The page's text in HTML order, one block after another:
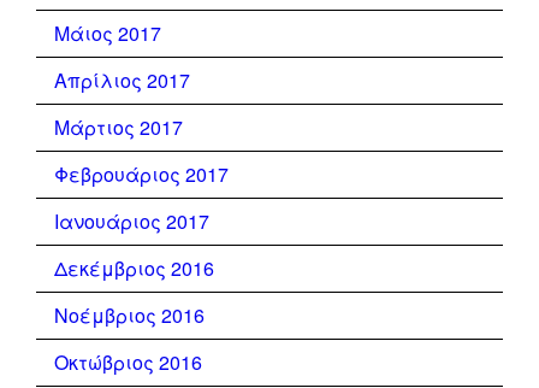
Μάιος 2017
Απρίλιος 2017
Μάρτιος 2017
Φεβρουάριος 2017
Ιανουάριος 2017
Δεκέμβριος 2016
Νοέμβριος 2016
Οκτώβριος 2016